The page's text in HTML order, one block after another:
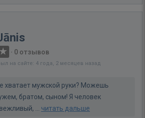
· 0 отзывов
на сайте: 4 года, 2 месяцев назад
хватает мужской руки? Можешь
братом, сыном! Я человек
... читать дальше